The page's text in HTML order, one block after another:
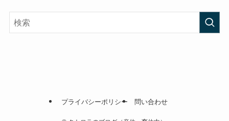
プライバシーポリシー 問い合わせ